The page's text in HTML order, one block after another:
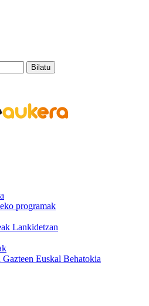
programak
Lankidetzan
Gazteen Euskal Behatokia